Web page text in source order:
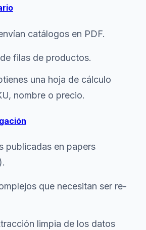
catálogos en PDF.
filas de productos.
una hoja de cálculo
nombre o precio.
publicadas en papers
que necesitan ser re-
limpia de los datos